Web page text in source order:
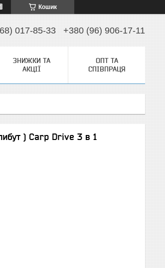
Кошик
017-85-33 +380 (96) 906-17-11
ЗНИЖКИ ТА
АКЦІЇ
ОПТ ТА
СПІВПРАЦЯ
) Carp Drive 3 в 1